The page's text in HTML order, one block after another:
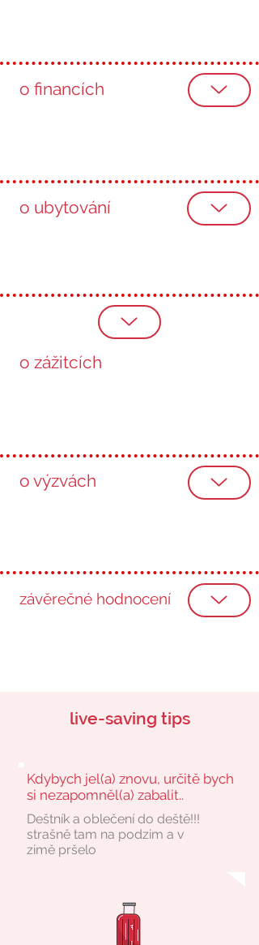
o financích
o ubytování
o zážitcích
o výzvách
závěrečné hodnocení
live-saving tips
Kdybych jel(a) znovu, určitě bych
si nezapomněl(a) zabalit..
Deštník a oblečení do deště!!!
strašně tam na podzim a v
zimě pršelo